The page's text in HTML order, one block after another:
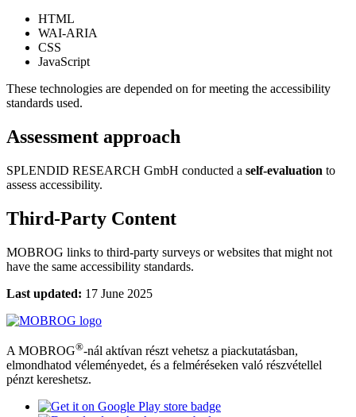
HTML
WAI-ARIA
CSS
JavaScript
These technologies are depended on for meeting the accessibility
standards used.
Assessment approach
SPLENDID RESEARCH GmbH conducted a self-evaluation to
assess accessibility.
Third-Party Content
MOBROG links to third-party surveys or websites that might not
have the same accessibility standards.
Last updated: 17 June 2025
A MOBROG®-nál aktívan részt vehetsz a piackutatásban,
elmondhatod véleményedet, és a felméréseken való részvétellel
pénzt kereshetsz.